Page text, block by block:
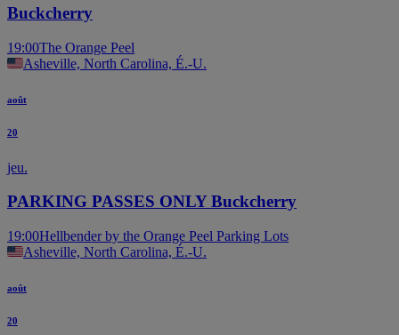
Buckcherry
19:00The Orange Peel
Asheville, North Carolina, É.-U.
août
20
jeu.
PARKING PASSES ONLY Buckcherry
19:00Hellbender by the Orange Peel Parking Lots
Asheville, North Carolina, É.-U.
août
20